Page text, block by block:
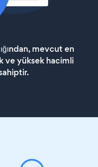
mevcut en
ve yüksek hacimli